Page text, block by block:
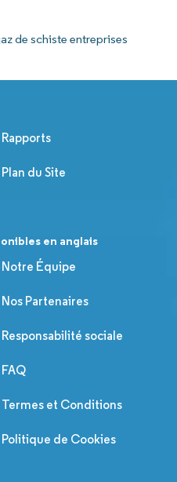
de schiste entreprises
Rapports
Plan du Site
en anglais
Notre Équipe
Nos Partenaires
Responsabilité sociale
FAQ
Termes et Conditions
Politique de Cookies